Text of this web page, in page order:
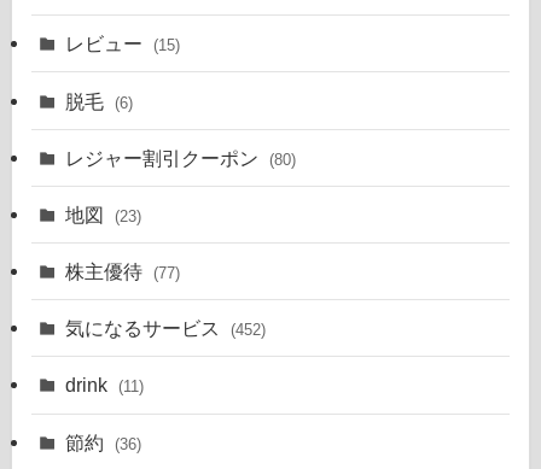
レビュー (15)
脱毛 (6)
レジャー割引クーポン (80)
地図 (23)
株主優待 (77)
気になるサービス (452)
drink (11)
節約 (36)